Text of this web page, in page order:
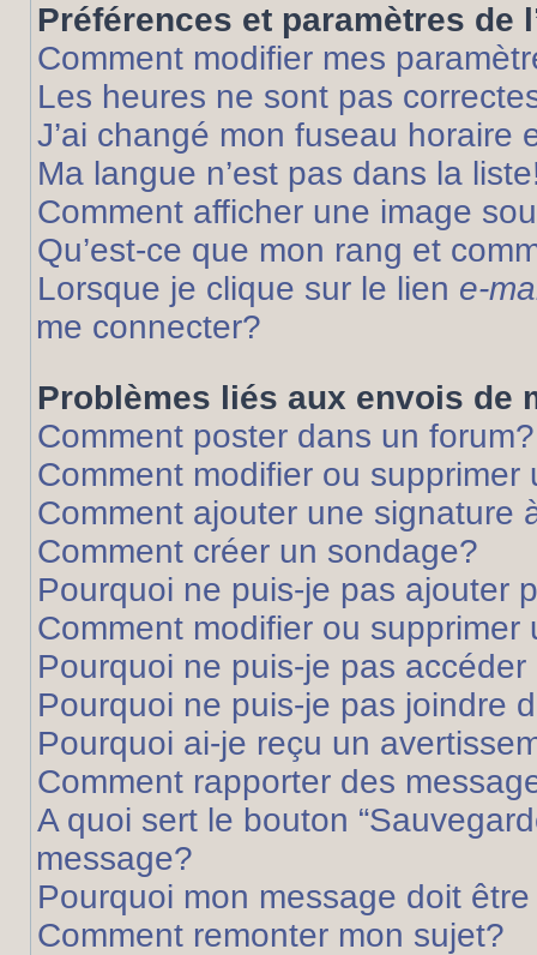
Préférences et paramètres de
Comment modifier mes
Les heures ne sont pas
J’ai changé mon fuseau horaire
Ma langue n’est pas dans la
Comment afficher une image
Qu’est-ce que mon rang et
Lorsque je clique sur le lien e-
me connecter?
Problèmes liés aux envois de
Comment poster dans un forum?
Comment modifier ou supprimer
Comment ajouter une signature
Comment créer un sondage?
Pourquoi ne puis-je pas ajouter
Comment modifier ou supprimer
Pourquoi ne puis-je pas
Pourquoi ne puis-je pas joindre
Pourquoi ai-je reçu un
Comment rapporter des
A quoi sert le bouton
message?
Pourquoi mon message doit
Comment remonter mon sujet?